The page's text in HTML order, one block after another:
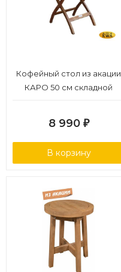
Кофейный стол из акации
КАРО 50 см складной
8 990 ₽
В корзину